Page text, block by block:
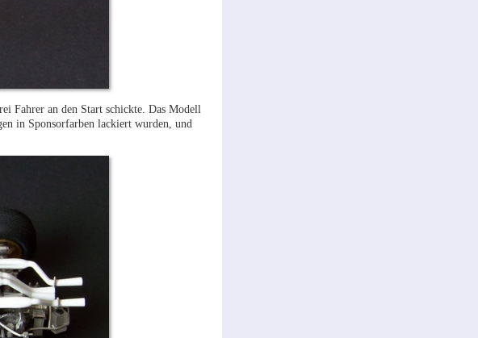
Fahrer an den Start schickte. Das Modell
in Sponsorfarben lackiert wurden, und